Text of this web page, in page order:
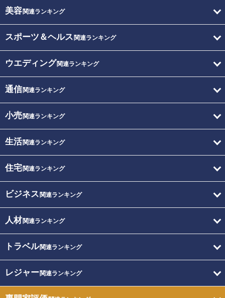
美容関連ランキング
スポーツ＆ヘルス 関連ランキング
ウエディング関連ランキング
通信関連ランキング
小売関連ランキング
生活関連ランキング
住宅関連ランキング
ビジネス 関連ランキング
人材関連ランキング
トラベル関連ランキング
レジャー関連ランキング